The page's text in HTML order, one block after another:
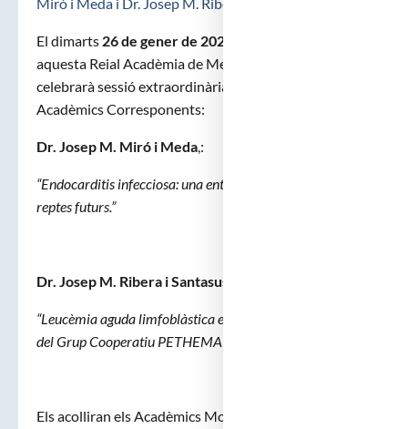
El dimarts 26 de gener de 2021
aquesta Reial Acadèmia de Medicina de Catalunya
celebrarà sessió extraordinària per a la recepció dels
Acadèmics Corresponents:
Dr. Josep M. Miró i Meda,:
“Endocarditis infecciosa: una entitat clàssica amb molts
reptes futurs.”
Dr. Josep M. Ribera i Santasusana
“Leucèmia aguda limfoblàstica en adults. Que hem fet des
del Grup Cooperatiu PETHEMA?
Els acolliran els Acadèmics Molt Il·ltres. Dr. Josep M.